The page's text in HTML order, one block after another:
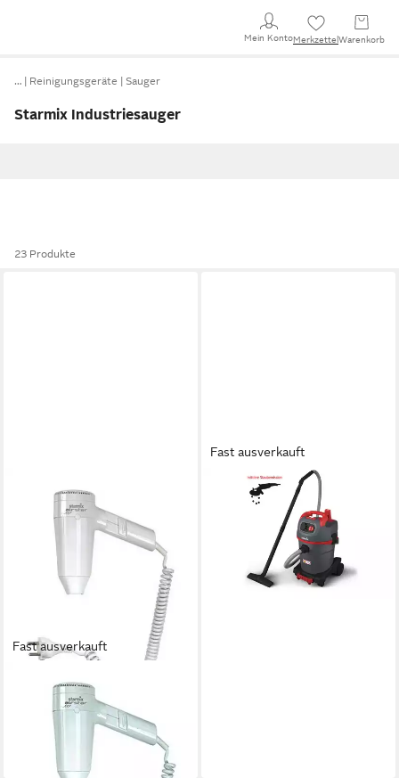
Mein KontoMerkzettel Warenkorb
… Reinigungsgeräte Sauger
Starmix Industriesauger
23 Produkte
Fast ausverkauft
STARMIX
Haartrockner, Hand 1200W
weiß 3-stufig
ab 64,47 €
lieferbar - in 2-3 Werktagen bei dir
Fast ausverkauft
STARMIX
Industriesauger
mtl. in 24 Raten
lieferbar - in 2-3 Werktagen bei dir